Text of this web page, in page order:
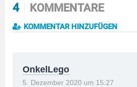
4 KOMMENTARE
KOMMENTAR HINZUFÜGEN
OnkelLego
5. Dezember 2020 um 15:27